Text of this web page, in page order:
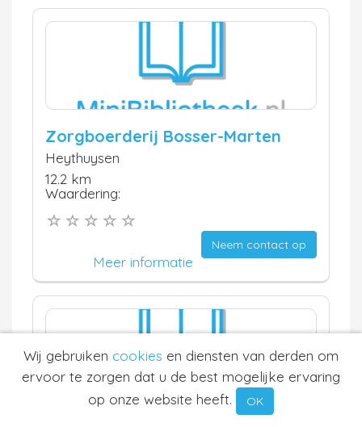
Zorgboerderij Bosser-Marten
Heythuysen
12.2 km
Waardering:
Neem contact op
Meer informatie
Wij gebruiken cookies en diensten van derden om
ervoor te zorgen dat u de best mogelijke ervaring
op onze website heeft.
OK